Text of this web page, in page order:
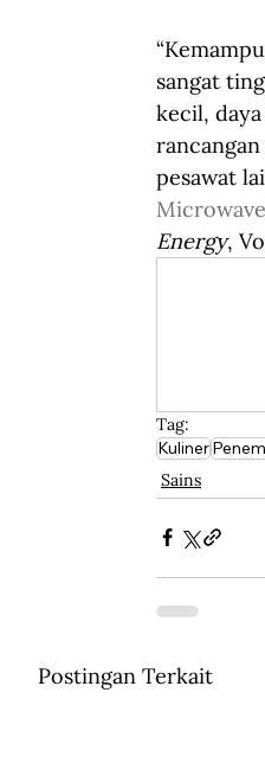
sangat
kecil,
pesawat
Energy,
Tag:
Kuliner
Sains
Postingan Terkait